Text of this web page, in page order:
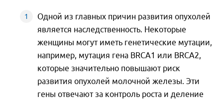
Одной из главных причин развития опухолей
является наследственность. Некоторые
женщины могут иметь генетические мутации,
например, мутация гена BRCA1 или BRCA2,
которые значительно повышают риск
развития опухолей молочной железы. Эти
гены отвечают за контроль роста и деление